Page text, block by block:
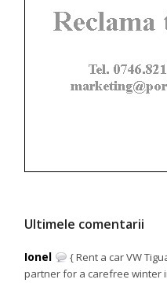
Ultimele comentarii
Ionel
{ Rent a car VW
partner for a carefree winter